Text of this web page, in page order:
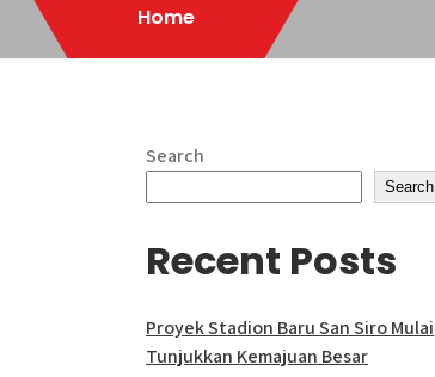
Home
Search
Search
Recent Posts
Proyek Stadion Baru San Siro Mulai
Tunjukkan Kemajuan Besar